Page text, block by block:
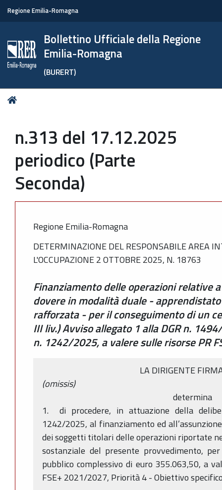
Regione Emilia-Romagna
Bollettino Ufficiale della Regione
Emilia-Romagna
(BURERT)
Tu
n.313 del 17.12.2025
periodico (Parte
Seconda)
Regione Emilia-Romagna
DETERMINAZIONE DEL RESPONSABILE AREA
L'OCCUPAZIONE 2 OTTOBRE 2025, N. 18763
Finanziamento delle operazioni relative
dovere in modalità duale -
rafforzata - per il conseguimento di un
III liv.) Avviso allegato 1 alla DGR n.
n. 1242/2025, a valere sulle risorse PR
LA DIRIGENTE
(omissis)
determina
1. di procedere, in attuazione della
1242/2025, al finanziamento ed
dei soggetti titolari delle operazioni riportate
sostanziale del presente provvedimento,
pubblico complessivo di euro 355.063,50, a
FSE+ 2021/2027, Priorità 4 - Obiettivo